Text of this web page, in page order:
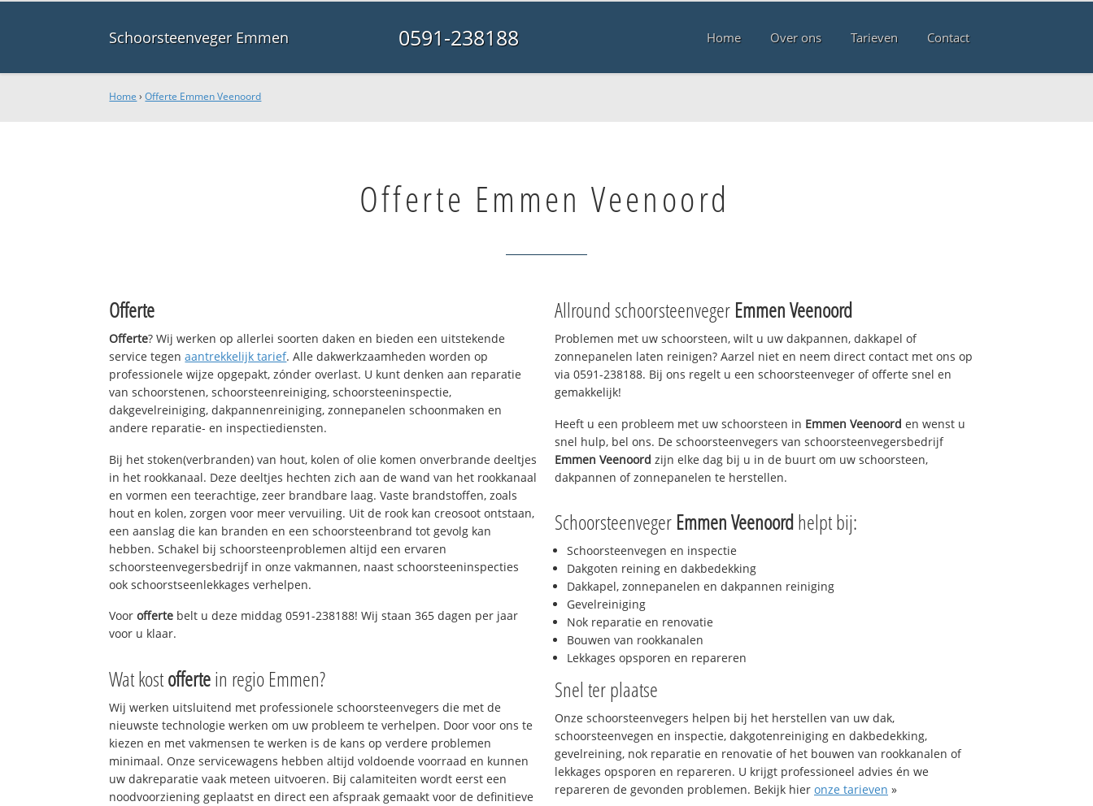
Schoorsteenveger Emmen 0591-238188 Home Over ons Tarieven Contact
Home ›Offerte Emmen Veenoord
Offerte Emmen Veenoord
Offerte
Offerte? Wij werken op allerlei soorten daken en bieden een uitstekende
service tegenaantrekkelijk tarief. Alle dakwerkzaamheden worden op
professionele wijze opgepakt, zónder overlast. U kunt denken aan reparatie
van schoorstenen, schoorsteenreiniging, schoorsteeninspectie,
dakgevelreiniging, dakpannenreiniging, zonnepanelen schoonmaken en
andere reparatie- en inspectiediensten.
Bij het stoken(verbranden) van hout, kolen of olie komen onverbrande deeltjes
in het rookkanaal. Deze deeltjes hechten zich aan de wand van het rookkanaal
en vormen een teerachtige, zeer brandbare laag. Vaste brandstoffen, zoals
hout en kolen, zorgen voor meer vervuiling. Uit de rook kan creosoot ontstaan,
een aanslag die kan branden en een schoorsteenbrand tot gevolg kan
hebben. Schakel bij schoorsteenproblemen altijd een ervaren
schoorsteenvegersbedrijf in onze vakmannen, naast schoorsteeninspecties
ook schoorstseenlekkages verhelpen.
Voorofferte belt u deze middag 0591-238188! Wij staan 365 dagen per jaar
voor u klaar.
Wat kostoffertein regio Emmen?
Wij werken uitsluitend met professionele schoorsteenvegers die met de
nieuwste technologie werken om uw probleem te verhelpen. Door voor ons te
kiezen en met vakmensen te werken is de kans op verdere problemen
minimaal. Onze servicewagens hebben altijd voldoende voorraad en kunnen
uw dakreparatie vaak meteen uitvoeren. Bij calamiteiten wordt eerst een
noodvoorziening geplaatst en direct een afspraak gemaakt voor de definitieve
Allround schoorsteenveger Emmen Veenoord
Problemen met uw schoorsteen, wilt u uw dakpannen, dakkapel of
zonnepanelen laten reinigen? Aarzel niet en neem direct contact met ons op
via 0591-238188. Bij ons regelt u een schoorsteenveger of offerte snel en
gemakkelijk!
Heeft u een probleem met uw schoorsteen in Emmen Veenoord en wenst u
snel hulp, bel ons. De schoorsteenvegers van schoorsteenvegersbedrijf
Emmen Veenoord zijn elke dag bij u in de buurt om uw schoorsteen,
dakpannen of zonnepanelen te herstellen.
Schoorsteenveger Emmen Veenoordhelpt bij:
Schoorsteenvegen en inspectie
Dakgoten reining en dakbedekking
Dakkapel, zonnepanelen en dakpannen reiniging
Gevelreiniging
Nok reparatie en renovatie
Bouwen van rookkanalen
Lekkages opsporen en repareren
Snel ter plaatse
Onze schoorsteenvegers helpen bij het herstellen van uw dak,
schoorsteenvegen en inspectie, dakgotenreiniging en dakbedekking,
gevelreining, nok reparatie en renovatie of het bouwen van rookkanalen of
lekkages opsporen en repareren. U krijgt professioneel advies én we
repareren de gevonden problemen. Bekijk hier onze tarieven »